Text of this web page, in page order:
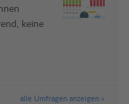
keine
alle Umfragen anzeigen »